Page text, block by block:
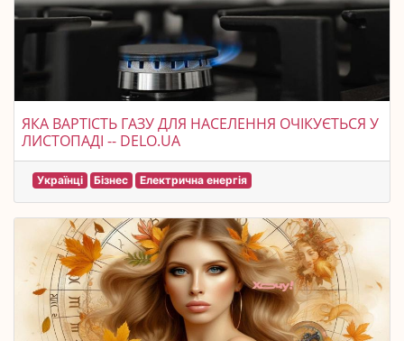
ЯКА ВАРТІСТЬ ГАЗУ ДЛЯ НАСЕЛЕННЯ ОЧІКУЄТЬСЯ У
ЛИСТОПАДІ -- DELO.UA
Українці Бізнес Електрична енергія